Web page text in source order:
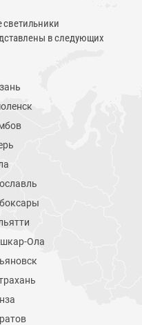
в следующих
Ола